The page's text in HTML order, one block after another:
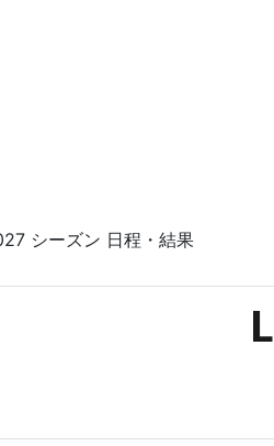
シーズン 日程・結果